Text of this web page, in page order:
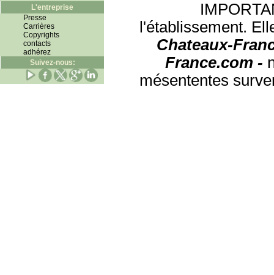
L'entreprise
Presse
Carrières
Copyrights
contacts
adhérez
Suivez-nous:
l'établissement.
Chateaux-
France.com -
mésententes